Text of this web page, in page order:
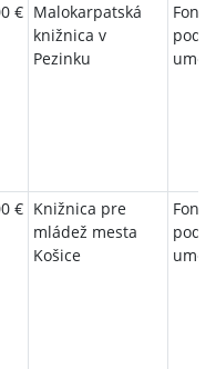
€ Malokarpatská
knižnica v
Pezinku
Fond
€ Knižnica pre
mládež mesta
Košice
Fond